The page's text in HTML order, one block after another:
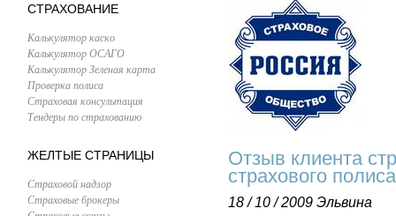
СТРАХОВАНИЕ
Калькулятор каско
Калькулятор ОСАГО
Калькулятор Зеленая карта
Проверка полиса
Страховая консультация
Тендеры по страхованию
ЖЕЛТЫЕ СТРАНИЦЫ
Страховой надзор
Страховые брокеры
Отзыв клиента
страхового
18 / 10 / 2009 Эльвина